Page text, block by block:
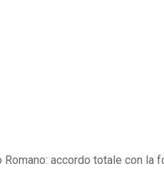
Romano: accordo totale con